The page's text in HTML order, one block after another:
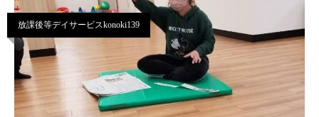
放課後等デイサービスkonoki139